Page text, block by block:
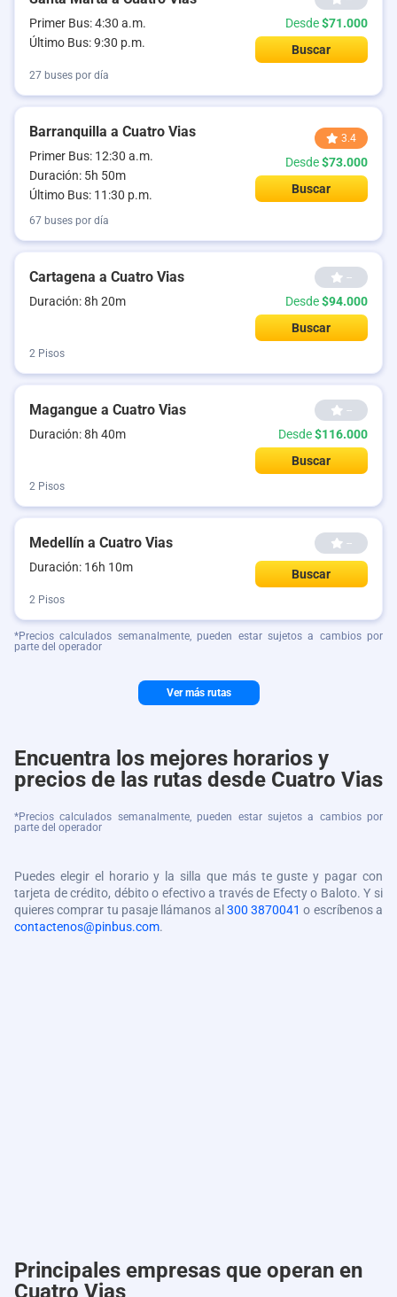
Primer Bus: 4:30 a.m.
Último Bus: 9:30 p.m.
Desde$71.000
Buscar
27 buses por día
Barranquilla a Cuatro Vias
Primer Bus: 12:30 a.m.
Duración: 5h 50m
Último Bus: 11:30 p.m.
3.4
Desde$73.000
Buscar
67 buses por día
Cartagena a Cuatro Vias
Duración: 8h 20m
--
Desde$94.000
Buscar
2 Pisos
Magangue a Cuatro Vias
Duración: 8h 40m
--
Desde$116.000
Buscar
2 Pisos
Medellín a Cuatro Vias
Duración: 16h 10m
--
Buscar
2 Pisos
*Precios calculados semanalmente, pueden estar sujetos a cambios por
parte del operador
Ver más rutas
Encuentra los mejores horarios y
precios de las rutas desde Cuatro Vias
*Precios calculados semanalmente, pueden estar sujetos a cambios por
parte del operador
Puedes elegir el horario y la silla que más te guste y pagar con
tarjeta de crédito, débito o efectivo a través de Efecty o Baloto. Y si
quieres comprar tu pasaje llámanos al 300 3870041 o escríbenos a
contactenos@pinbus.com.
Principales empresas que operan en
Cuatro Vias